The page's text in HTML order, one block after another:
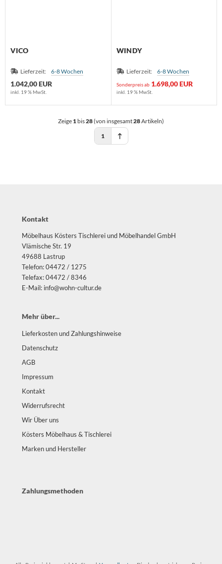
VICO
Lieferzeit: 6-8 Wochen
1.042,00 EUR
inkl. 19 % MwSt.
WINDY
Lieferzeit: 6-8 Wochen
Sonderpreis ab 1.698,00 EUR
inkl. 19 % MwSt.
Zeige 1 bis28(von insgesamt28Artikeln)
1
Kontakt
Möbelhaus Kösters Tischlerei und Möbelhandel GmbH
Vlämische Str. 19
49688 Lastrup
Telefon: 04472 / 1275
Telefax: 04472 / 8346
E-Mail: info@wohn-cultur.de
Mehr über...
Lieferkosten und Zahlungshinweise
Datenschutz
AGB
Impressum
Kontakt
Widerrufsrecht
Wir Über uns
Kösters Möbelhaus & Tischlerei
Marken und Hersteller
Zahlungsmethoden